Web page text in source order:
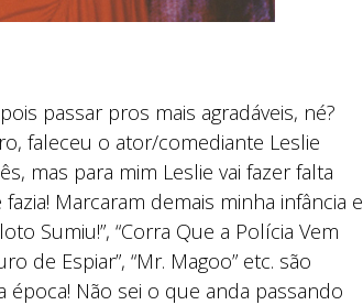
passar pros mais agradáveis, né?
faleceu o ator/comediante Leslie
mas para mim Leslie vai fazer falta
Marcaram demais minha infância e
Sumiu!”, “Corra Que a Polícia Vem
de Espiar”, “Mr. Magoo” etc. são
época! Não sei o que anda passando